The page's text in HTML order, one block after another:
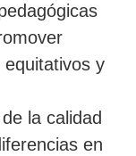
y
la calidad
en